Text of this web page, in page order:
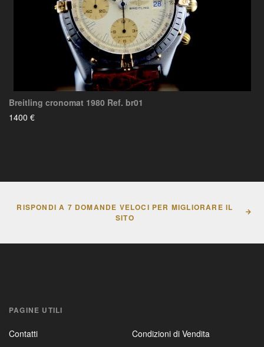
Breitling cronomat 1980 Ref. br01
1400 €
RISPONDI A 7 DOMANDE VELOCI PER MIGLIORARE IL
SITO
PAGINE UTILI
Contatti
Condizioni di Vendita